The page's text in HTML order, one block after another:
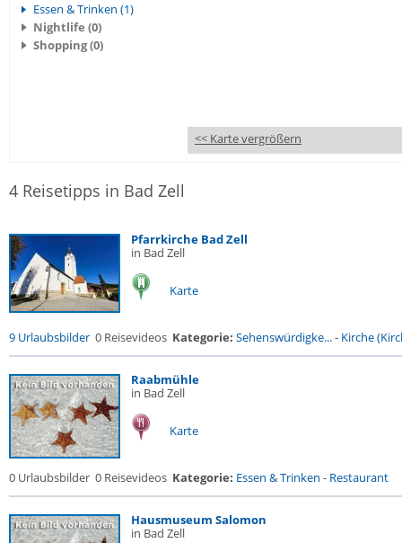
Essen & Trinken (1)
Nightlife (0)
Shopping (0)
<< Karte vergrößern
4 Reisetipps in Bad Zell
Pfarrkirche Bad Zell
in Bad Zell
Karte
9 Urlaubsbilder 0 Reisevideos Kategorie: Sehenswürdigke...- Kirche
Raabmühle
in Bad Zell
Karte
0 Urlaubsbilder 0 Reisevideos Kategorie: Essen & Trinken - Restaurant
Hausmuseum Salomon
in Bad Zell